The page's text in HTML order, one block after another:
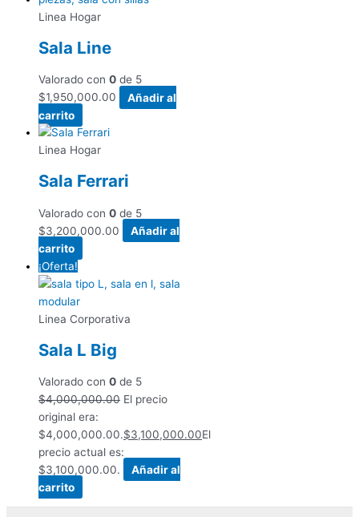
Linea Hogar
Sala Line
Valorado con 0 de 5
$1,950,000.00
Añadir al
carrito
Linea Hogar
Sala Ferrari
Valorado con 0 de 5
$3,200,000.00
Añadir al
carrito
¡Oferta!
Linea Corporativa
Sala L Big
Valorado con 0 de 5
$4,000,000.00 El precio
original era:
$4,000,000.00.$3,100,000.00El
precio actual es:
$3,100,000.00.
Añadir al
carrito